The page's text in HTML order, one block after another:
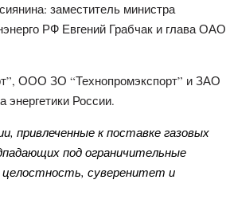
заместитель министра
РФ Евгений Грабчак и глава ОАО
ООО ЗО “Технопромэкспорт” и ЗАО
энергетики России.
привлеченные к поставке газовых
под ограничительные
суверенитет и